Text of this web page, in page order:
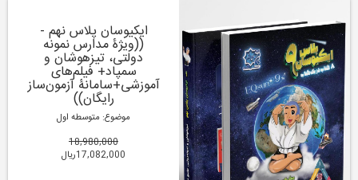
ایکیوسان پلاس نهم -
((ویژۀ مدارس نمونه
دولتی، تیزهوشان و
سمپاد+ فیلم‌های
آموزشی+سامانۀ آزمون‌ساز
رایگان))
موضوع: متوسطه اول
18,980,000
17,082,000ریال